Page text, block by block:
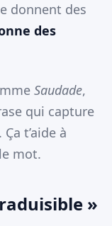
donnent des
des
Saudade,
qui capture
t’aide à
mot.
»